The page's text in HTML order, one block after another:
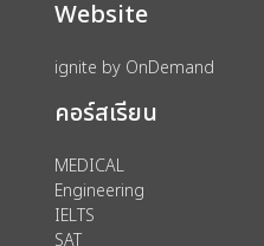
account_circle เข้าสู่ระบบ
assignment ลงทะเบียน
Website
ignite by OnDemand
คอร์สเรียน
MEDICAL
Engineering
IELTS
SAT